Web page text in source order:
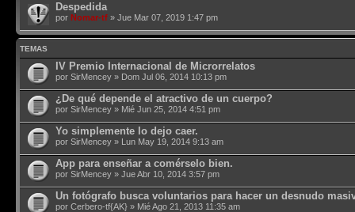
Despedida
por Nomar-tf » Jue Mar 07, 2019 1:47 pm
TEMAS
IV Premio Internacional de Microrrelatos
por SirMencey » Dom Jul 06, 2014 10:13 pm
¿De qué depende el atractivo de un cuerpo?
por SirMencey » Mié Jun 25, 2014 4:51 pm
Yo simplemente lo dejo caer.
por SirMencey » Lun May 19, 2014 9:13 am
App para enseñar a comérselo bien.
por SirMencey » Jue Abr 10, 2014 3:57 pm
Un fotógrafo busca voluntarios para hacer un desnudo
por Cerbero-tf{AK} » Mié Ago 21, 2013 11:35 am